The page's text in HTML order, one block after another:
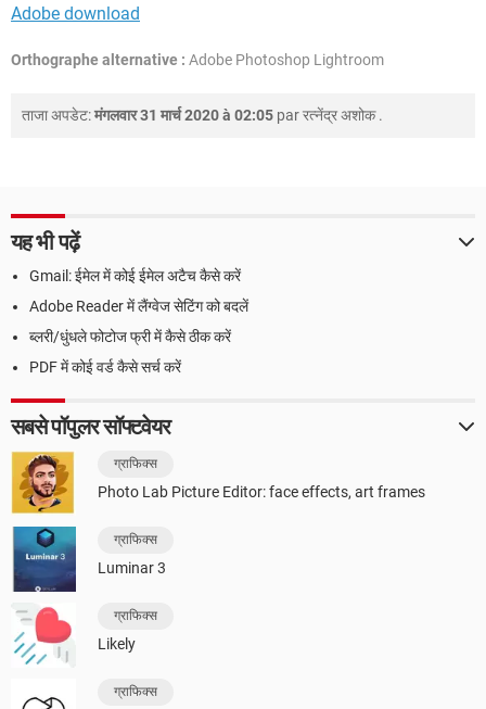
Adobe download
Orthographe alternative : Adobe Photoshop Lightroom
ताजा अपडेट:मंगलवार 31 मार्च 2020 à 02:05 parरत्नेंद्र अशोक.
यह भी पढ़ें
Gmail: ईमेल में कोई ईमेल अटैच कैसे करें
Adobe Reader में लैंग्वेज सेटिंग को बदलें
ब्लरी/धुंधले फोटोज फ्री में कैसे ठीक करें
PDF में कोई वर्ड कैसे सर्च करें
सबसे पॉपुलर सॉफ्टवेयर
ग्राफिक्स
Photo Lab Picture Editor: face effects, art frames
ग्राफिक्स
Luminar 3
ग्राफिक्स
Likely
ग्राफिक्स